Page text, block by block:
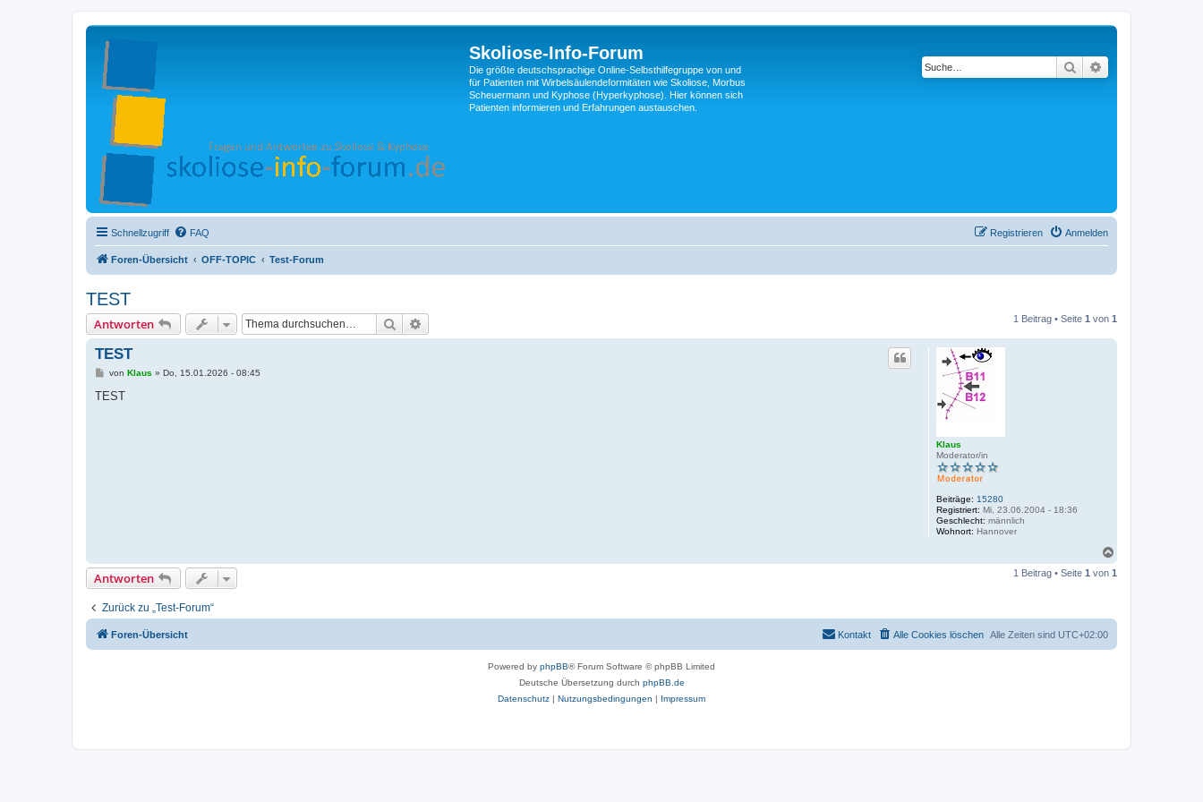
Skoliose-Info-Forum
Die größte deutschsprachige Online-Selbsthilfegruppe von und
für Patienten mit Wirbelsäulendeformitäten wie Skoliose, Morbus
Scheuermann und Kyphose (Hyperkyphose). Hier können sich
Patienten informieren und Erfahrungen austauschen.
Suche
Schnellzugriff FAQ Anmelden
Registrieren
Foren-Übersicht OFF-TOPIC Test-Forum
TEST
Antworten Suche 1 Beitrag • Seite 1 von 1
Klaus
Moderator/in
Beiträge: 15280
Registriert: Mi, 23.06.2004 - 18:36
Geschlecht: männlich
Wohnort: Hannover
TEST
B
i
von Klaus » Do, 15.01.2026 - 08:45
TEST
c
e
Antworten 1 Beitrag • Seite 1 von 1
Zurück zu „Test-Forum“
Foren-Übersicht Alle Zeiten sind UTC+02:00
Alle Cookies löschen
Kontakt
Powered by phpBB® Forum Software © phpBB Limited
Deutsche Übersetzung durch phpBB.de
Datenschutz | Nutzungsbedingungen | Impressum